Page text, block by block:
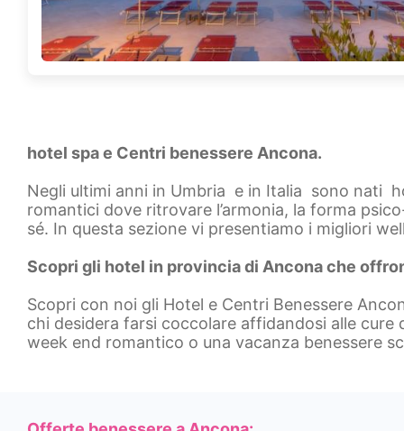
hotel spa e Centri benessere Ancona.
Negli ultimi anni in Umbria e in Italia sono nati
romantici dove ritrovare l’armonia, la forma
sé. In questa sezione vi presentiamo i migliori
Scopri gli hotel in provincia di Ancona che
Scopri con noi gli Hotel e Centri Benessere
chi desidera farsi coccolare affidandosi alle
week end romantico o una vacanza benessere